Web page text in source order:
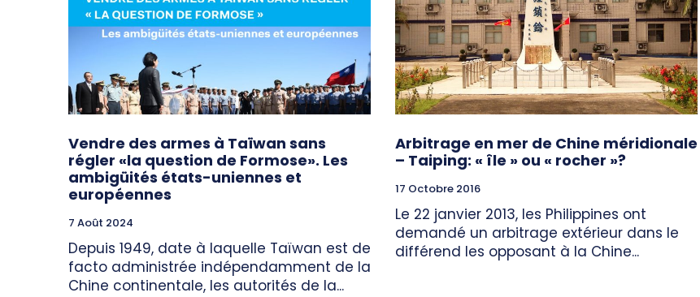
Vendre des armes à Taïwan sans
régler «la question de Formose». Les
ambigüités états-uniennes et
européennes
7 Août 2024
Depuis 1949, date à laquelle Taïwan est de
facto administrée indépendamment de la
Chine continentale, les autorités de la...
Arbitrage en mer de Chine méridionale
– Taiping: « île » ou « rocher »?
17 Octobre 2016
Le 22 janvier 2013, les Philippines ont
demandé un arbitrage extérieur dans le
différend les opposant à la Chine...